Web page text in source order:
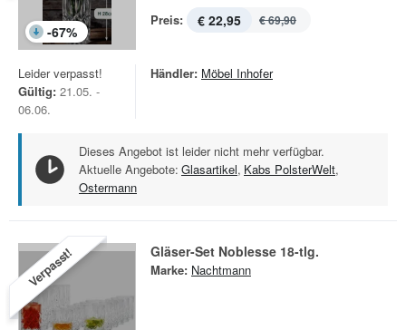
-67%
Preis: € 22,95 € 69,90
Leider verpasst!
Gültig: 21.05. -
06.06.
Händler: Möbel Inhofer
Dieses Angebot ist leider nicht mehr verfügbar.
Aktuelle Angebote: Glasartikel, Kabs PolsterWelt,
Ostermann
Verpasst! Gläser-Set Noblesse 18-tlg.
Marke: Nachtmann